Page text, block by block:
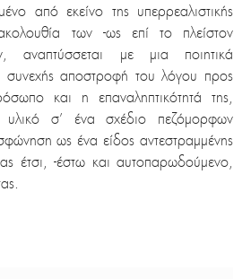
από εκείνο της υπερρεαλιστικής
των -ως επί το πλείστον
αναπτύσσεται με μια ποιητικά
συνεχής αποστροφή του λόγου προς
και η επαναληπτικότητά της,
υλικό σ’ ένα σχέδιο πεζόμορφων
ως ένα είδος αντεστραμμένης
έτσι, -έστω και αυτοπαρωδούμενο,